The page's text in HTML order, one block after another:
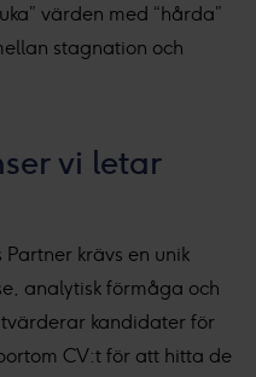
värden med “hårda”
stagnation och
vi letar
Partner krävs en unik
analytisk förmåga och
kandidater för
CV:t för att hitta de